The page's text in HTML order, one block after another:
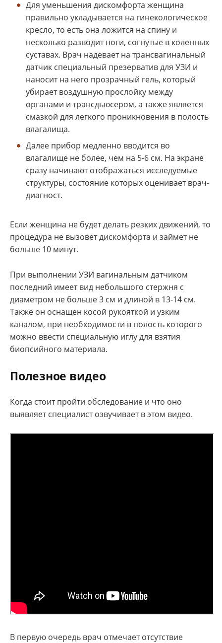
Для уменьшения дискомфорта женщина
правильно укладывается на гинекологическое
кресло, то есть она ложится на спину и
несколько разводит ноги, согнутые в коленных
суставах. Врач надевает на трансвагинальный
датчик специальный презерватив для УЗИ и
наносит на него прозрачный гель, который
убирает воздушную прослойку между
органами и трансдьюсером, а также является
смазкой для легкого проникновения в полость
влагалища.
Далее прибор медленно вводится во
влагалище не более, чем на 5-6 см. На экране
сразу начинают отображаться исследуемые
структуры, состояние которых оценивает врач-
диагност.
Если женщина не будет делать резких движений, то
процедура не вызовет дискомфорта и займет не
больше 10 минут.
При выполнении УЗИ вагинальным датчиком
последний имеет вид небольшого стержня с
диаметром не больше 3 см и длиной в 13-14 см.
Также он оснащен косой рукояткой и узким
каналом, при необходимости в полость которого
можно ввести специальную иглу для взятия
биопсийного материала.
Полезное видео
Когда стоит пройти обследование и что оно
выявляет специалист озвучивает в этом видео.
В первую очередь врач отмечает отсутствие